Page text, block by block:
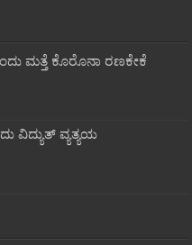
ಮತ್ತೆ ಕೊರೊನಾ ರಣಕೇಕೆ
ವಿದ್ಯುತ್ ವ್ಯತ್ಯಯ